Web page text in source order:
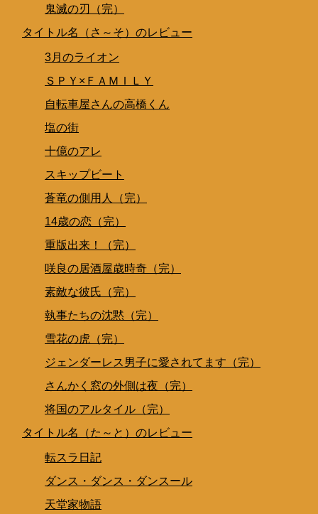
鬼滅の刃（完）
タイトル名（さ～そ）のレビュー
3月のライオン
ＳＰＹ×ＦＡＭＩＬＹ
自転車屋さんの高橋くん
塩の街
十億のアレ
スキップビート
蒼竜の側用人（完）
14歳の恋（完）
重版出来！（完）
咲良の居酒屋歳時奇（完）
素敵な彼氏（完）
執事たちの沈黙（完）
雪花の虎（完）
ジェンダーレス男子に愛されてます（完）
さんかく窓の外側は夜（完）
将国のアルタイル（完）
タイトル名（た～と）のレビュー
転スラ日記
ダンス・ダンス・ダンスール
天堂家物語